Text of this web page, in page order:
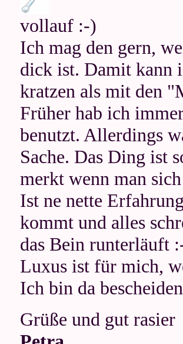
vollauf :-)
Ich mag den gern,
dick ist. Damit kann
kratzen als mit den
Früher hab ich
benutzt. Allerdings
Sache. Das Ding ist
merkt wenn man
Ist ne nette
kommt und alles
das Bein runterläuft
Luxus ist für mich,
Ich bin da
Grüße und gut rasier